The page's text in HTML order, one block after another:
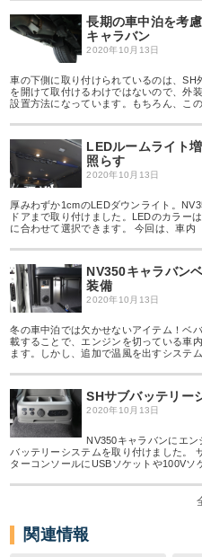
長期の車中泊を考
キャラバン
2020年10月13日
車の下側に取り付けられているのは、SH
を開けて取付けるわけではないので、外
設置方法になっています。もちろん、こ
LEDルームライト
照らす
2020年10月13日
厚みわずか1cmのLEDダウンライト。
ドアまで取り付けました。LEDのカラー
に合わせて選択できます。 今回は、車内
NV350キャラバン
装備
2020年10月13日
冬の車中泊では欠かせないアイテム！ベ
載することで、エンジンを切っている車
ます。しかし、追加で温風を出すシステ
SHサブバッテリー
2020年10月13日
NV350キャラバンにエ
バッテリーシステムを取り付けました。
ターコンソールにUSBソケットや100Vソ
関連情報